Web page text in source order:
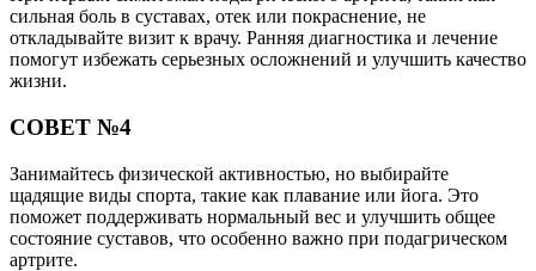
сильная боль в суставах, отек или покраснение, не
откладывайте визит к врачу. Ранняя диагностика и лечение
помогут избежать серьезных осложнений и улучшить качество
жизни.
СОВЕТ №4
Занимайтесь физической активностью, но выбирайте
щадящие виды спорта, такие как плавание или йога. Это
поможет поддерживать нормальный вес и улучшить общее
состояние суставов, что особенно важно при подагрическом
артрите.